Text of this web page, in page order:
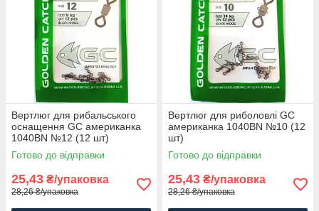
Вертлюг для рибальського
оснащення GC американка
1040BN №12 (12 шт)
Готово до відправки
25,43 ₴/упаковка
28,26 ₴/упаковка
Вертлюг для риболовлі GC
американка 1040BN №10 (12
шт)
Готово до відправки
25,43 ₴/упаковка
28,26 ₴/упаковка